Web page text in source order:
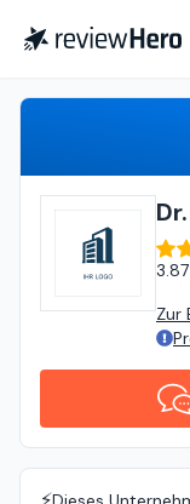
3.87
Zur